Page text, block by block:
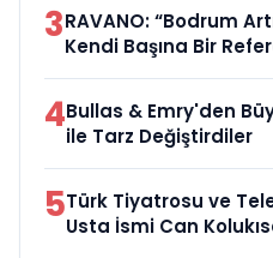
3RAVANO: “Bodrum
Kendi Başına Bir
4Bullas & Emry'den
ile Tarz Değiştirdiler
5Türk Tiyatrosu ve
Usta İsmi Can